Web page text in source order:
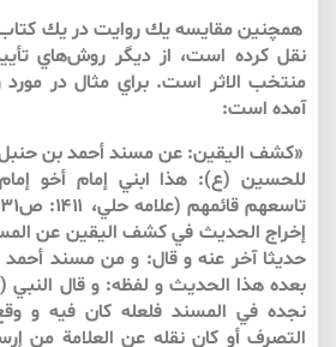
همچنين مقايسه يك روايت در يك كتاب
نقل كرده است، از ديگر روش‌‌هاي
منتخب الاثر است. براي مثال در
آمده است:
«كشف اليقين: عن مسند أحمد بن
للحسين (ع): هذا ابني إمام أخو
إخراج الحديث في كشف اليقين عن
حديثا آخر عنه و قال: و من مسند
بعده هذا الحديث و لفظه: و قال النبي
نجده في المسند فلعله كان فيه و
التصرف أو كان نقله عن العلامة من